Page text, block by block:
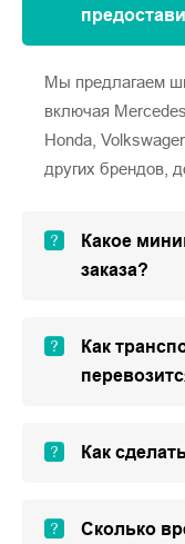
Мы предлагаем
включая
Honda,
других брендов,
Какое
заказа?
Как
Как
Сколько